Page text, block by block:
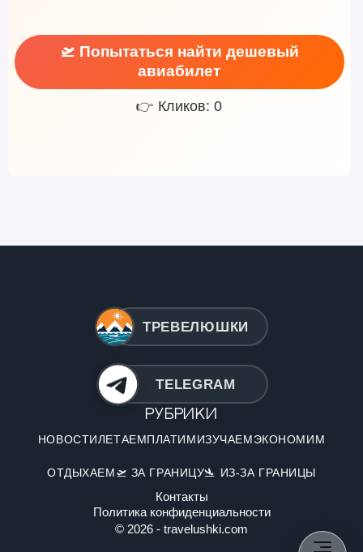
🛫 Попытаться найти дешевый
авиабилет
👉 Кликов: 0
ТРЕВЕЛЮШКИ
TELEGRAM
Рубрики
НОВОСТИЛЕТАЕМПЛАТИМИЗУЧАЕМЭКОНОМИМ
ОТДЫХАЕМ🛫 ЗА ГРАНИЦУ🛬 ИЗ-ЗА ГРАНИЦЫ
Контакты
Политика конфиденциальности
© 2026 - travelushki.com